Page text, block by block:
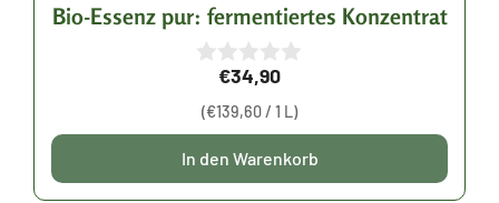
Bio-Essenz pur: fermentiertes Konzentrat
o
n
5
€34,90
(€139,60/ 1 L)
In den Warenkorb